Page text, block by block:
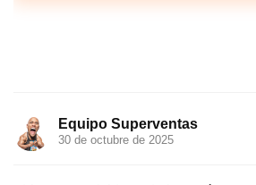
Equipo Superventas
30 de octubre de 2025